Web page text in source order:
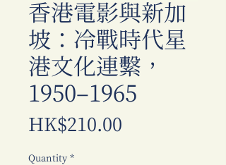
香港電影與新加
坡：冷戰時代星
港文化連繫，
1950–1965
HK$210.00
Quantity *